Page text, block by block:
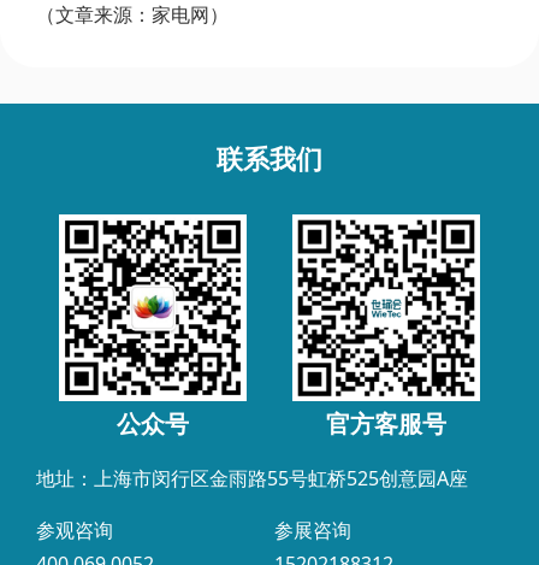
（文章来源：家电网）
联系我们
公众号 官方客服号
地址：上海市闵行区金雨路55号虹桥525创意园A座
参观咨询
参展咨询